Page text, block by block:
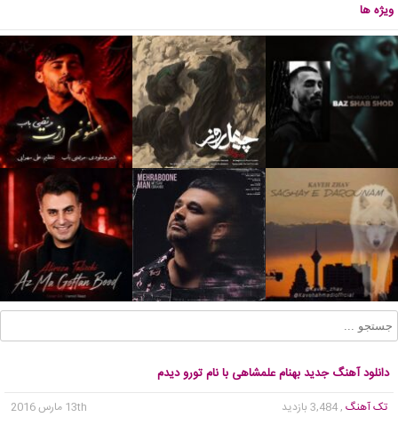
ویژه ها
دانلود آهنگ جدید بهنام علمشاهی با نام تورو دیدم
تک آهنگ , 3,484 بازدید 13th مارس 2016